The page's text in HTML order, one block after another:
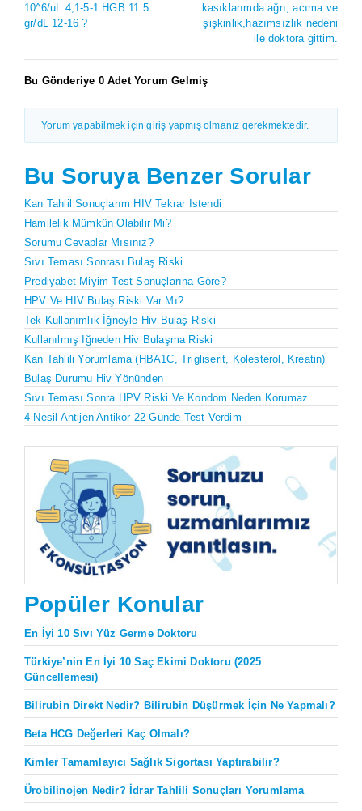
10^6/uL 4,1-5-1 HGB 11.5
gr/dL 12-16 ?
kasıklarımda ağrı, acıma ve
şişkinlik,hazımsızlık nedeni
ile doktora gittim.
Bu Gönderiye 0 Adet Yorum Gelmiş
Yorum yapabilmek için giriş yapmış olmanız gerekmektedir.
Bu Soruya Benzer Sorular
Kan Tahlil Sonuçlarım HIV Tekrar Istendi
Hamilelik Mümkün Olabilir Mi?
Sorumu Cevaplar Mısınız?
Sıvı Teması Sonrası Bulaş Riski
Prediyabet Miyim Test Sonuçlarına Göre?
HPV Ve HIV Bulaş Riski Var Mı?
Tek Kullanımlık İğneyle Hiv Bulaş Riski
Kullanılmış Iğneden Hiv Bulaşma Riski
Kan Tahlili Yorumlama (HBA1C, Trigliserit, Kolesterol, Kreatin)
Bulaş Durumu Hiv Yönünden
Sıvı Teması Sonra HPV Riski Ve Kondom Neden Korumaz
4 Nesil Antijen Antikor 22 Günde Test Verdim
Popüler Konular
En İyi 10 Sıvı Yüz Germe Doktoru
Türkiye’nin En İyi 10 Saç Ekimi Doktoru (2025
Güncellemesi)
Bilirubin Direkt Nedir? Bilirubin Düşürmek İçin Ne Yapmalı?
Beta HCG Değerleri Kaç Olmalı?
Kimler Tamamlayıcı Sağlık Sigortası Yaptırabilir?
Ürobilinojen Nedir? İdrar Tahlili Sonuçları Yorumlama